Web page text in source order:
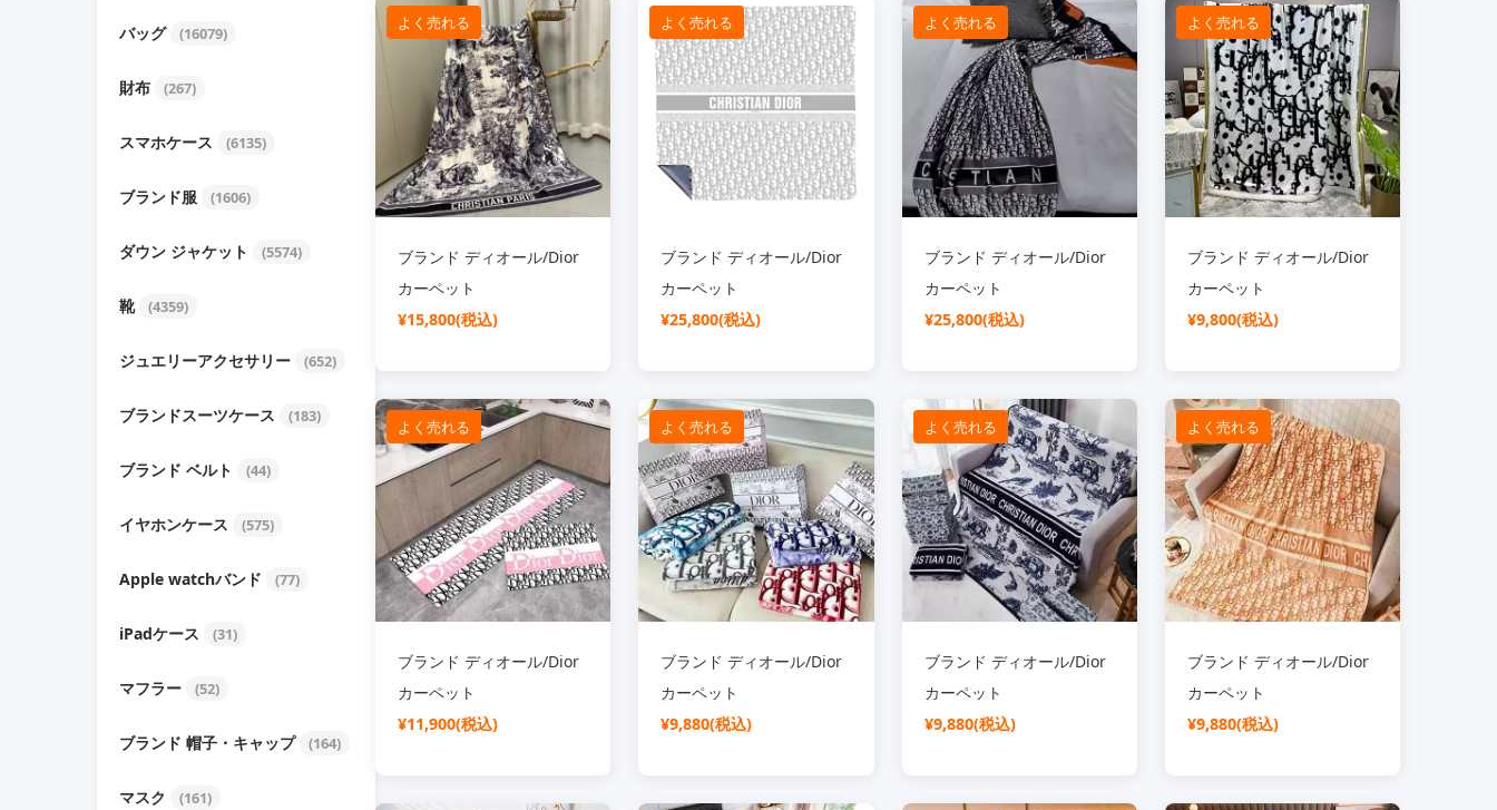
バッグ (16079)
財布 (267)
スマホケース (6135)
ブランド服 (1606)
ダウン ジャケット (5574)
靴 (4359)
ジュエリーアクセサリー (652)
ブランドスーツケース (183)
ブランド ベルト (44)
イヤホンケース (575)
Apple watchバンド (77)
iPadケース (31)
マフラー (52)
ブランド 帽子・キャップ (164)
マスク (161)
よく売れる
ブランド ディオール/Dior
カーペット
¥15,800(税込)
よく売れる
ブランド ディオール/Dior
カーペット
¥25,800(税込)
よく売れる
ブランド ディオール/Dior
カーペット
¥25,800(税込)
よく売れる
ブランド ディオール/Dior
カーペット
¥9,800(税込)
よく売れる
ブランド ディオール/Dior
カーペット
¥11,900(税込)
よく売れる
ブランド ディオール/Dior
カーペット
¥9,880(税込)
よく売れる
ブランド ディオール/Dior
カーペット
¥9,880(税込)
よく売れる
ブランド ディオール/Dior
カーペット
¥9,880(税込)